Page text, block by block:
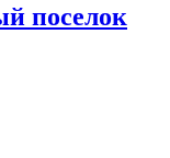
поселок